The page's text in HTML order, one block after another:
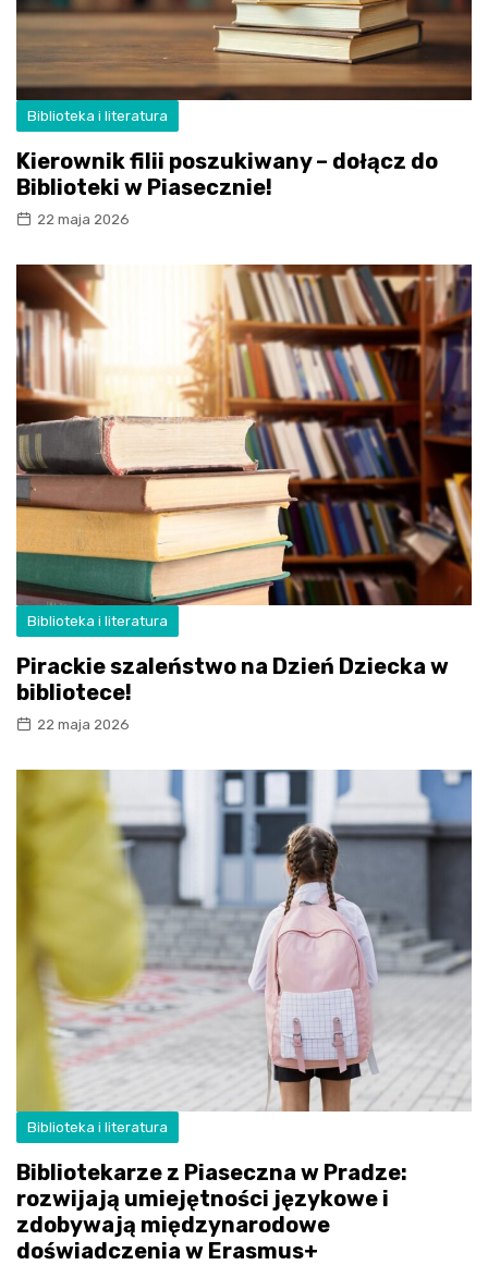
Biblioteka i literatura
Kierownik filii poszukiwany – dołącz do
Biblioteki w Piasecznie!
22 maja 2026
Biblioteka i literatura
Pirackie szaleństwo na Dzień Dziecka w
bibliotece!
22 maja 2026
Biblioteka i literatura
Bibliotekarze z Piaseczna w Pradze:
rozwijają umiejętności językowe i
zdobywają międzynarodowe
doświadczenia w Erasmus+